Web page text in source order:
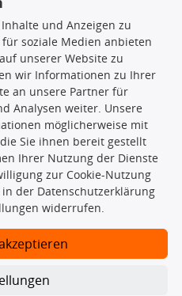
die gesamte Datenbank dürfen
gesamte Datenbank ohne
vervielfältigen, zu verbreiten
ausführen zu lassen. Ein
identifizierte Ersatzteil
notwendig, um
und Anzeigen zu
soziale Medien anbieten
unserer Website zu
wir Informationen zu Ihrer
an unsere Partner für
Analysen weiter. Unsere
möglicherweise mit
Sie ihnen bereit gestellt
Ihrer Nutzung der Dienste
zur Cookie-Nutzung
der Datenschutzerklärung
widerrufen.